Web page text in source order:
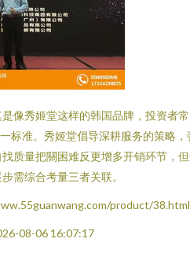
像秀姬堂这样的韩国品牌，投资者
标准。秀姬堂倡导深耕服务的策略，
质量把關困难反更增多开销环节，
需综合考量三者关联。
product/38.html
08-06 16:07:17